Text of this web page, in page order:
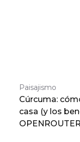
Paisajismo
Cúrcuma:
casa (y los
OPENROUTER